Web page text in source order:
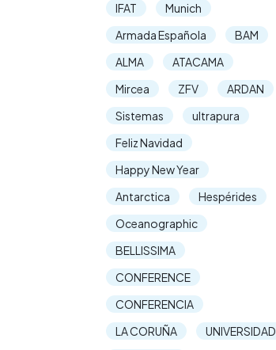
IFAT
Munich
Armada Española
BAM
ALMA
ATACAMA
Mircea
ZFV
ARDAN
Sistemas
ultrapura
Feliz Navidad
Happy New Year
Antarctica
Hespérides
Oceanographic
BELLISSIMA
CONFERENCE
CONFERENCIA
LA CORUÑA
UNIVERSIDAD